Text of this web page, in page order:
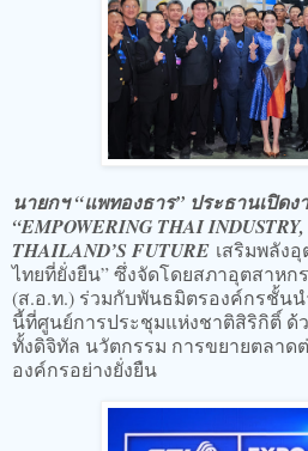
นายกฯ “แพทองธาร” ประธานเปิดง
“EMPOWERING THAI
THAILAND’S FUTURE เสริมพลัง
ไทยที่ยั่งยืน” ซึ่งจัดโดยสภาอุตสาหก
(ส.อ.ท.) ร่วมกับพันธมิตรองค์กรชั้นน
นี้ที่ศูนย์การประชุมแห่งชาติสิริกิติ์ ด้
ทั้งดิจิทัล นวัตกรรม การขยายตลาด
องค์กรอย่างยั่งยืน